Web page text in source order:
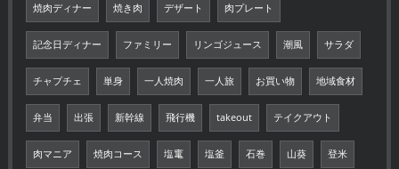
焼肉ディナー 焼き肉 デザート 肉プレート
記念日ディナー ファミリー リンゴジュース 潮風 サラダ
チャプチェ 単身 一人焼肉 一人旅 お買い物 地域食材
弁当 出張 新幹線 飛行機 takeout テイクアウト
肉マニア 焼肉コース 塩竃 塩釜 石巻 山葵 登米